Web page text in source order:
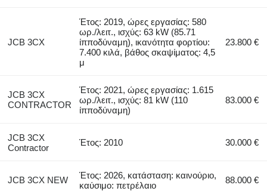
JCB 3CX
Έτος: 2019, ώρες εργασίας: 580
ωρ./λειτ., ισχύς: 63 kW (85.71
ίπποδύναμη), ικανότητα φορτίου:
7.400 κιλά, βάθος σκαψίματος: 4,5
μ
23.800 €
JCB 3CX
CONTRACTOR
Έτος: 2021, ώρες εργασίας: 1.615
ωρ./λειτ., ισχύς: 81 kW (110
ίπποδύναμη)
83.000 €
JCB 3CX
Contractor
Έτος: 2010 30.000 €
JCB 3CX NEW
Έτος: 2026, κατάσταση: καινούριο,
καύσιμο: πετρέλαιο
88.000 €